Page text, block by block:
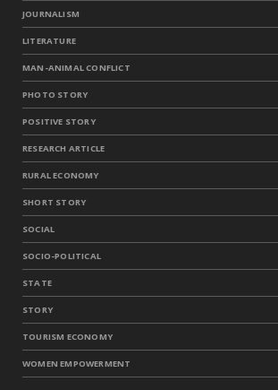
JOURNALISM
LITERATURE
MAN-ANIMAL CONFLICT
PHOTO STORY
POSITIVE STORY
RESEARCH ARTICLE
RURAL ECONOMY
SHORT STORY
SOCIAL
SOCIO-POLITICAL
STATE
STORY
TOURISM ECONOMY
WOMEN EMPOWERMENT